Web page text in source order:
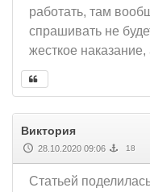
работать, там
спрашивать не
жесткое
Виктория
28.10.2020 09:06 18
Статьей